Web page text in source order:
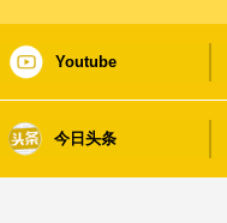
Youtube
今日头条